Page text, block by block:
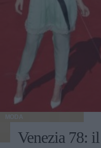
MODA
Venezia 78: